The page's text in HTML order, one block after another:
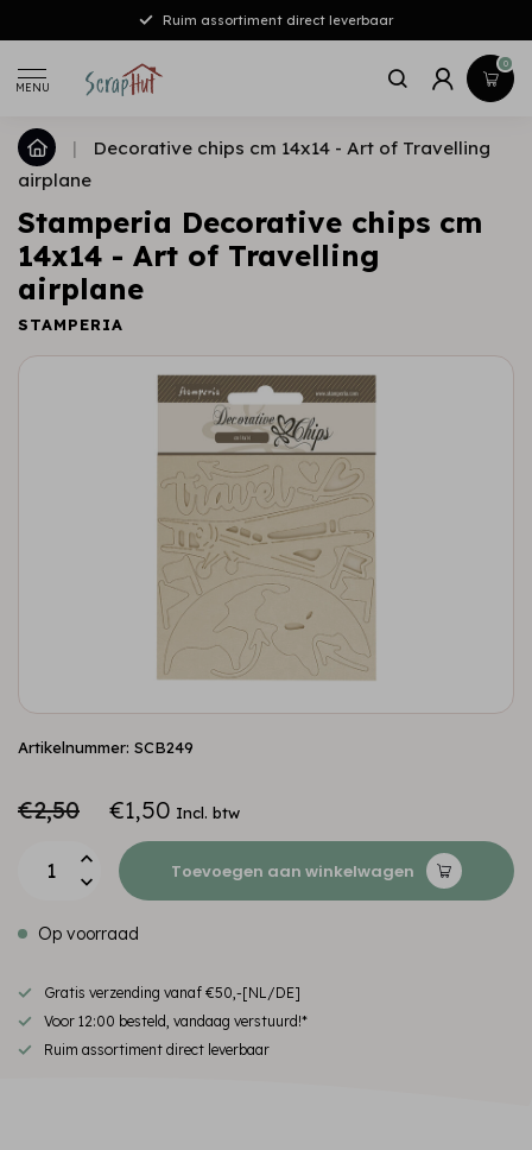
Ruim assortiment direct leverbaar
MENU
0
|
Decorative chips cm 14x14 - Art of Travelling
airplane
Stamperia Decorative chips cm
14x14 - Art of Travelling
airplane
STAMPERIA
Artikelnummer: SCB249
€2,50 €1,50 Incl. btw
Toevoegen aan winkelwagen
Op voorraad
Gratis verzending vanaf €50,-[NL/DE]
Voor 12:00 besteld, vandaag verstuurd!*
Ruim assortiment direct leverbaar